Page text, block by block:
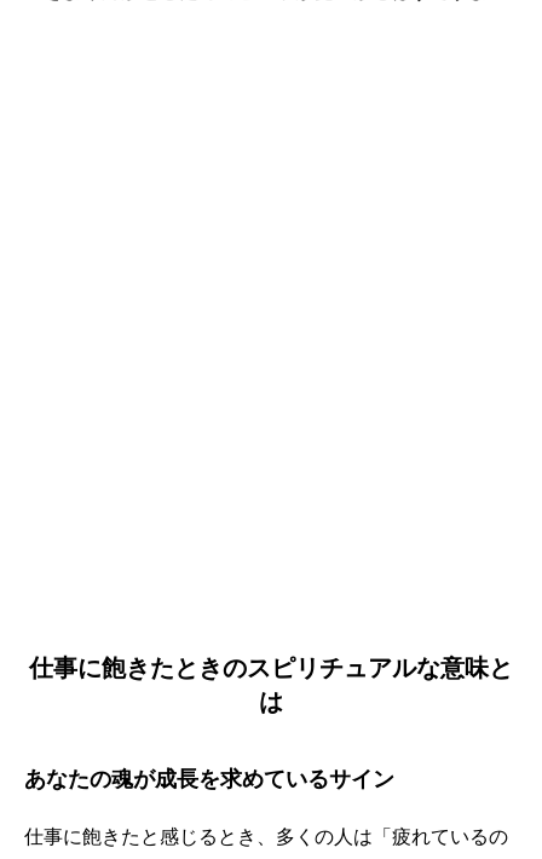
仕事に飽きたときのスピリチュアルな意味と
は
あなたの魂が成長を求めているサイン
仕事に飽きたと感じるとき、多くの人は「疲れているの